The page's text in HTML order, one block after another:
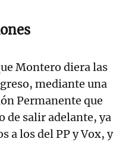
Montero diera las
mediante una
Permanente que
de salir adelante, ya
a los del PP y Vox, y